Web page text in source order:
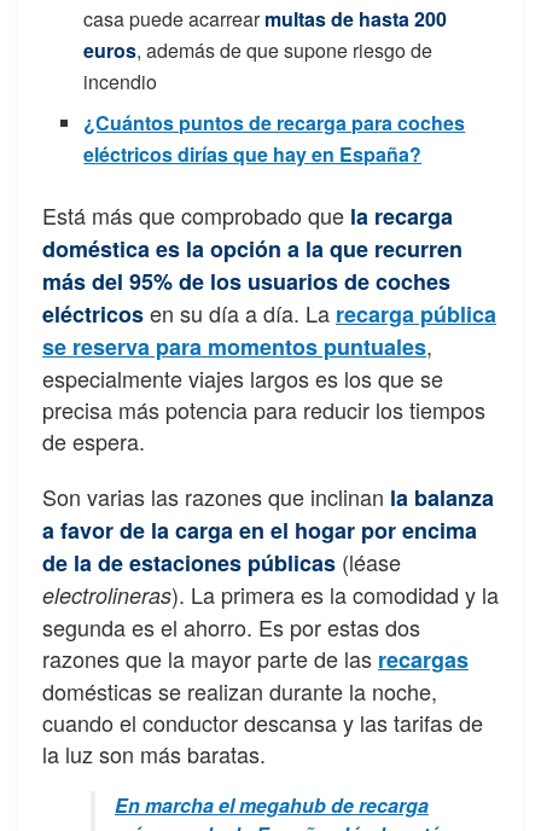
casa puede acarrearmultas de hasta 200
euros, además de que supone riesgo de
incendio
¿Cuántos puntos de recarga para coches
eléctricos dirías que hay en España?
Está más que comprobado que la recarga
doméstica es la opción a la que recurren
más del 95% de los usuarios de coches
eléctricosen su día a día. La recarga pública
se reserva para momentos puntuales,
especialmente viajes largos es los que se
precisa más potencia para reducir los tiempos
de espera.
Son varias las razones que inclinan la balanza
a favor de la carga en el hogar por encima
de la de estaciones públicas (léase
electrolineras). La primera es la comodidad y la
segunda es el ahorro. Es por estas dos
razones que la mayor parte de las recargas
domésticas se realizan durante la noche,
cuando el conductor descansa y las tarifas de
la luz son más baratas.
En marcha el megahub de recarga